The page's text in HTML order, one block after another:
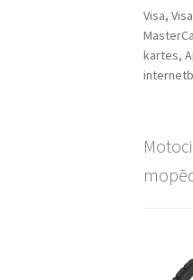
Visa,
kartes,